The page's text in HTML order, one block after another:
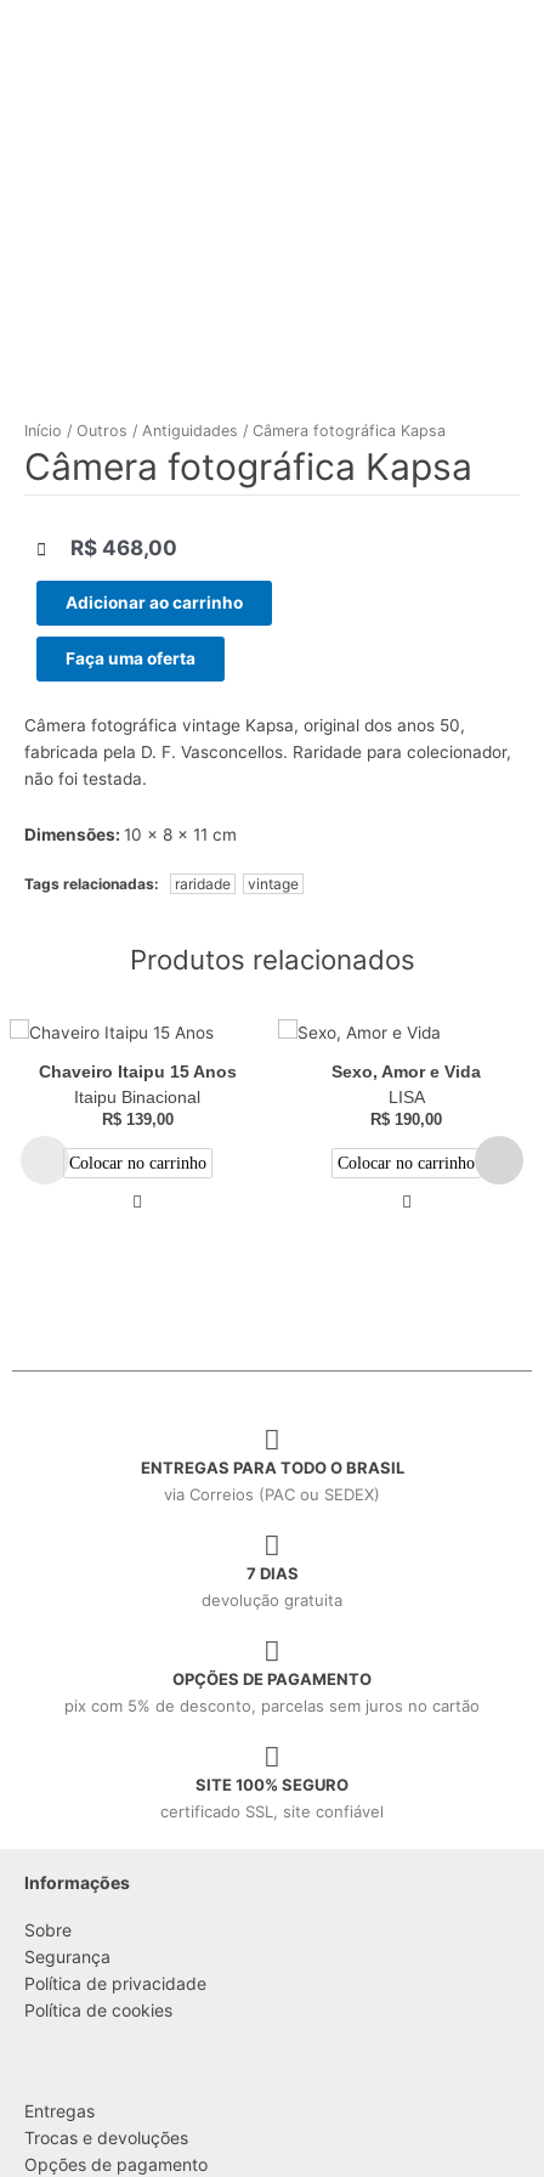
Início / Outros / Antiguidades / Câmera fotográfica Kapsa
Câmera fotográfica Kapsa
R$ 468,00
Adicionar ao carrinho
Faça uma oferta
Câmera fotográfica vintage Kapsa, original dos anos 50,
fabricada pela D. F. Vasconcellos. Raridade para colecionador,
não foi testada.
Dimensões: 10 x 8 x 11 cm
Tags relacionadas: raridade vintage
Produtos relacionados
Chaveiro Itaipu 15 Anos
Itaipu Binacional
R$139,00
Colocar no carrinho
Sexo, Amor e Vida
LISA
R$ 190,00
Colocar no carrinho
ENTREGAS PARA TODO O BRASIL
via Correios (PAC ou SEDEX)
7 DIAS
devolução gratuita
OPÇÕES DE PAGAMENTO
pix com 5% de desconto, parcelas sem juros no cartão
SITE 100% SEGURO
certificado SSL, site confiável
Informações
Sobre
Segurança
Política de privacidade
Política de cookies
Entregas
Trocas e devoluções
Opções de pagamento